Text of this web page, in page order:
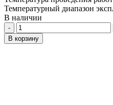
Температурный диапазон
В наличии
Количество
В корзину